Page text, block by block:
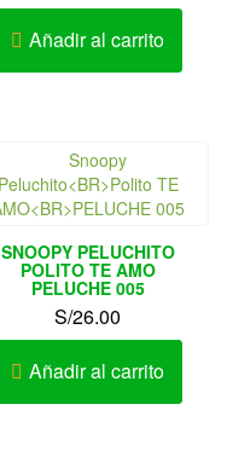
Añadir al carrito
SNOOPY PELUCHITO
POLITO TE AMO
PELUCHE 005
S/26.00
Añadir al carrito